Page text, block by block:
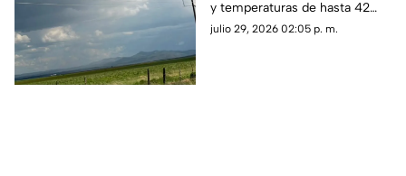
y temperaturas de hasta 42
grados centígrados en el norte
julio 29, 2026 02:05 p. m.